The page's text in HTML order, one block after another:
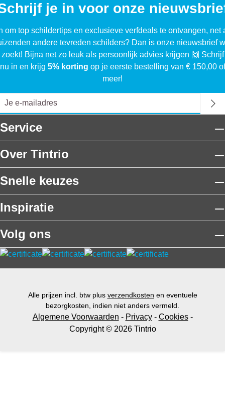
je in voor onze
om top schildertips en exclusieve verfdeals te ontvangen, net
andere tevreden schilders? Dan is onze nieuwsbrief
Bijna net zo leuk als persoonlijk advies krijgen 🙌
nu in en krijg 5% korting op je eerste bestelling van € 150,00 of
meer!
Service
Over Tintrio
Snelle keuzes
Inspiratie
Volg ons
Alle prijzen incl. btw plus verzendkosten en eventuele
bezorgkosten, indien niet anders vermeld.
Algemene Voorwaarden - Privacy- Cookies-
Copyright © 2026 Tintrio